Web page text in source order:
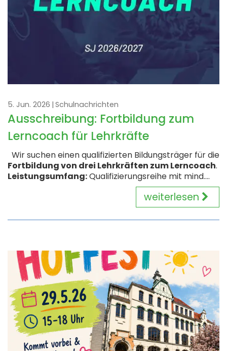
5. Jun. 2026 Schulnachrichten
Ausschreibung: Fortbildung zum
Lerncoach für Lehrkräfte
Wir suchen einen qualifizierten Bildungsträger für die
Fortbildung von drei Lehrkräften zum Lerncoach.
Leistungsumfang:Qualifizierungsreihe mit mind....
weiterlesen